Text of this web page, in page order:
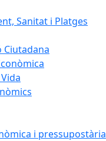
Sanitat i Platges
Ciutadana
i pressupostària